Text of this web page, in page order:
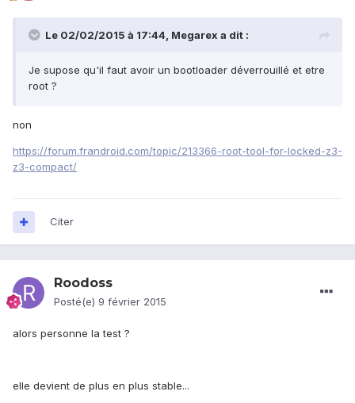
Le 02/02/2015 à 17:44, Megarex a dit :
Je supose qu'il faut avoir un bootloader déverrouillé et etre
root ?
non
https://forum.frandroid.com/topic/213366-root-tool-for-locked-z3-
z3-compact/
Citer
Roodoss
Posté(e) 9 février 2015
alors personne la test ?
elle devient de plus en plus stable...